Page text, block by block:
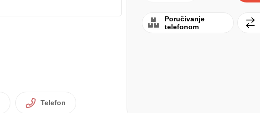
Telefon
Poručivanje
telefonom